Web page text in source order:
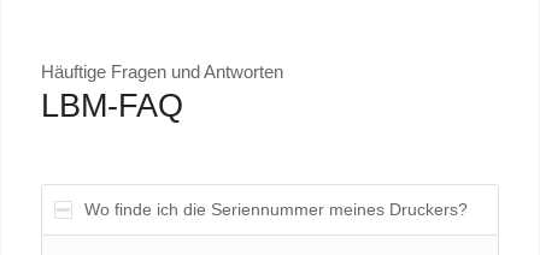
Häuftige Fragen und Antworten
LBM-FAQ
Wo finde ich die Seriennummer meines Druckers?